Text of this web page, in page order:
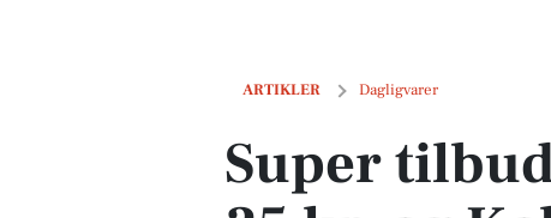
ARTIKLER Dagligvarer
Super tilbud: Magnum is til 25 kr. og
Super